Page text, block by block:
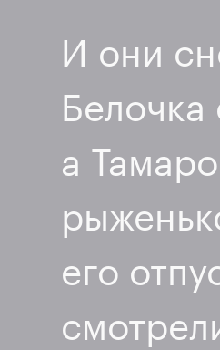
И они
Белочка
а
его